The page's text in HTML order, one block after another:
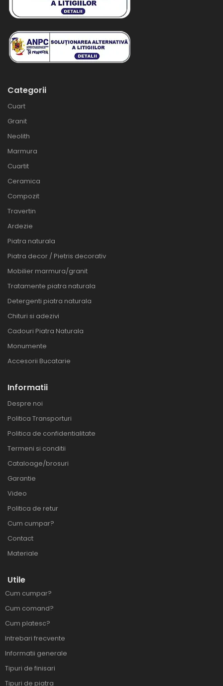
Categorii
Cuart
Granit
Neolith
Marmura
Cuartit
Ceramica
Compozit
Travertin
Ardezie
Piatra naturala
Piatra decor / Pietris decorativ
Mobilier marmura/granit
Tratamente piatra naturala
Detergenti piatra naturala
Chituri si adezivi
Cadouri Piatra Naturala
Monumente
Accesorii Bucatarie
Informatii
Despre noi
Politica Transporturi
Politica de confidentialitate
Termeni si conditii
Cataloage/brosuri
Garantie
Video
Politica de retur
Cum cumpar?
Contact
Materiale
Utile
Cum cumpar?
Cum comand?
Cum platesc?
Intrebari frecvente
Informatii generale
Tipuri de finisari
Tipuri de piatra